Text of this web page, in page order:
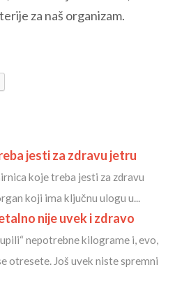
za naš organizam.
jesti za zdravu jetru
koje treba jesti za zdravu
koji ima ključnu ulogu u...
nije uvek i zdravo
nepotrebne kilograme i, evo,
otresete. Još uvek niste spremni